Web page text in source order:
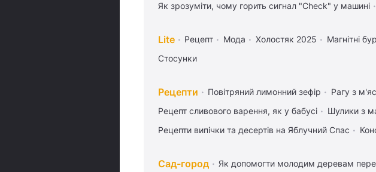
Як зрозуміти, чому горить сигнал "Check" у машині
Lite Рецепт Мода Холостяк 2025 Магнітні
Стосунки
Рецепти Повітряний лимонний зефір Рагу з
Рецепт сливового варення, як у бабусі
Шулики з
Рецепти випічки та десертів на Яблучний Спас
Сад-город Як допомогти молодим деревам